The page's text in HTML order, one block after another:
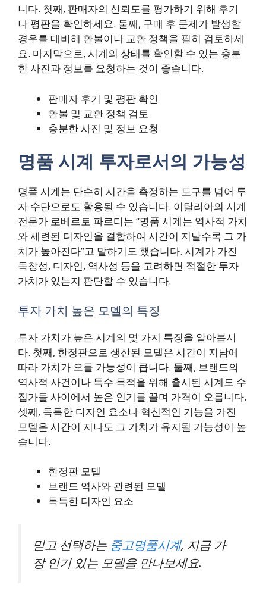
니다. 첫째, 판매자의 신뢰도를 평가하기 위해 후기
나 평판을 확인하세요. 둘째, 구매 후 문제가 발생할
경우를 대비해 환불이나 교환 정책을 필히 검토하세
요. 마지막으로, 시계의 상태를 확인할 수 있는 충분
한 사진과 정보를 요청하는 것이 좋습니다.
판매자 후기 및 평판 확인
환불 및 교환 정책 검토
충분한 사진 및 정보 요청
명품 시계 투자로서의 가능성
명품 시계는 단순히 시간을 측정하는 도구를 넘어 투
자 수단으로도 활용될 수 있습니다. 이탈리아의 시계
전문가 로베르토 파르디는 “명품 시계는 역사적 가치
와 세련된 디자인을 결합하여 시간이 지날수록 그 가
치가 높아진다”고 말하기도 했습니다. 시계가 가진
독창성, 디자인, 역사성 등을 고려하면 적절한 투자
가치가 있는지 판단할 수 있습니다.
투자 가치 높은 모델의 특징
투자 가치가 높은 시계의 몇 가지 특징을 알아봅시
다. 첫째, 한정판으로 생산된 모델은 시간이 지남에
따라 가치가 오를 가능성이 큽니다. 둘째, 브랜드의
역사적 사건이나 특수 목적을 위해 출시된 시계도 수
집가들 사이에서 높은 인기를 끌며 가격이 오릅니다.
셋째, 독특한 디자인 요소나 혁신적인 기능을 가진
모델은 시간이 지나도 그 가치가 유지될 가능성이 높
습니다.
한정판 모델
브랜드 역사와 관련된 모델
독특한 디자인 요소
믿고 선택하는 중고명품시계, 지금 가
장 인기 있는 모델을 만나보세요.